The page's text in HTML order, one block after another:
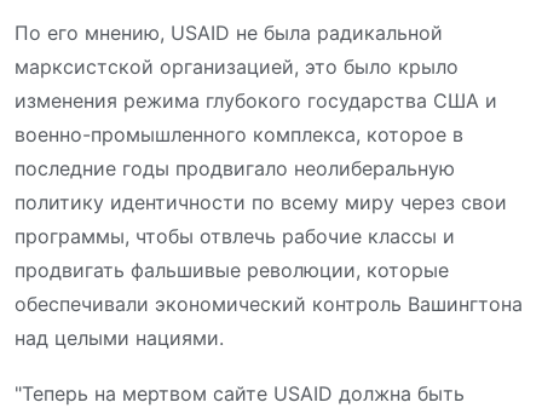
По его мнению, USAID не была радикальной
марксистской организацией, это было крыло
изменения режима глубокого государства США и
военно-промышленного комплекса, которое в
последние годы продвигало неолиберальную
политику идентичности по всему миру через свои
программы, чтобы отвлечь рабочие классы и
продвигать фальшивые революции, которые
обеспечивали экономический контроль Вашингтона
над целыми нациями.
"Теперь на мертвом сайте USAID должна быть